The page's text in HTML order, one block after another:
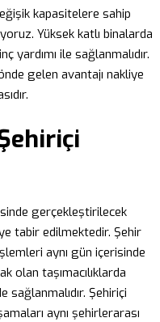
kapasitelere sahip
Yüksek katlı binalarda
yardımı ile sağlanmalıdır.
gelen avantajı nakliye
gerçekleştirilecek
tabir edilmektedir. Şehir
aynı gün içerisinde
olan taşımacılıklarda
Şehiriçi
aynı şehirlerarası